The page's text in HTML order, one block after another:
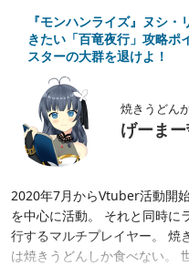
『モンハンライズ』ヌシ
きたい「百竜夜行」攻略ポ
スターの大群を退けよ！
焼きうどん
げーま
2020年7月からVtuber活動開
を中心に活動。 それと同時に
行するマルチプレイヤー。 焼
は焼きうどんしか食べない。